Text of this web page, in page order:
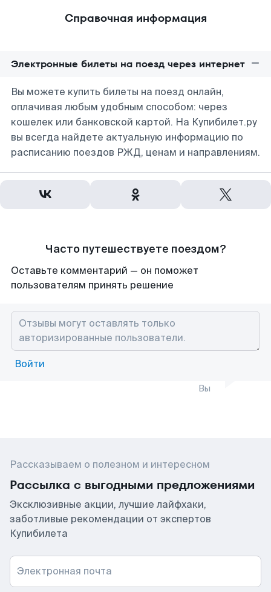
Справочная информация
Электронные билеты на поезд через интернет
Вы можете купить билеты на поезд онлайн,
оплачивая любым удобным способом: через
кошелек или банковской картой. На Купибилет.ру
вы всегда найдете актуальную информацию по
расписанию поездов РЖД, ценам и направлениям.
Часто путешествуете поездом?
Оставьте комментарий — он поможет
пользователям принять решение
Войти
Вы
Рассказываем о полезном и интересном
Рассылка с выгодными предложениями
Эксклюзивные акции, лучшие лайфхаки,
заботливые рекомендации от экспертов
Купибилета
Электронная почта